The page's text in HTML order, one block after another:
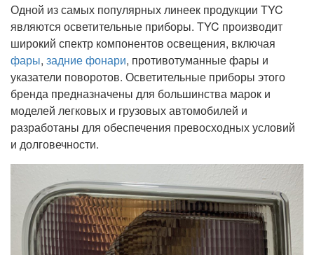
Одной из самых популярных линеек продукции TYC
являются осветительные приборы. TYC производит
широкий спектр компонентов освещения, включая
фары, задние фонари, противотуманные фары и
указатели поворотов. Осветительные приборы этого
бренда предназначены для большинства марок и
моделей легковых и грузовых автомобилей и
разработаны для обеспечения превосходных условий
и долговечности.